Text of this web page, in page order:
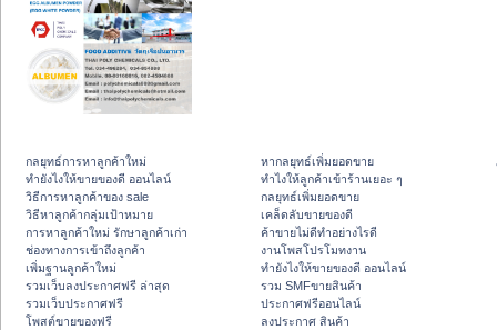
กลยุทธ์การหาลูกค้าใหม่
ทํายังไงให้ขายของดี ออนไลน์
วิธีการหาลูกค้าของ sale
วิธีหาลูกค้ากลุ่มเป้าหมาย
การหาลูกค้าใหม่ รักษาลูกค้าเก่า
ช่องทางการเข้าถึงลูกค้า
เพิ่มฐานลูกค้าใหม่
รวมเว็บลงประกาศฟรี ล่าสุด
รวมเว็บประกาศฟรี
โพสต์ขายของฟรี
หากลยุทธ์เพิ่มยอดขาย
ทําไงให้ลูกค้าเข้าร้านเยอะ ๆ
กลยุทธ์เพิ่มยอดขาย
เคล็ดลับขายของดี
ค้าขายไม่ดีทำอย่างไรดี
งานโพสโปรโมทงาน
ทํายังไงให้ขายของดี ออนไลน์
รวม SMFขายสินค้า
ประกาศฟรีออนไลน์
ลงประกาศ สินค้า